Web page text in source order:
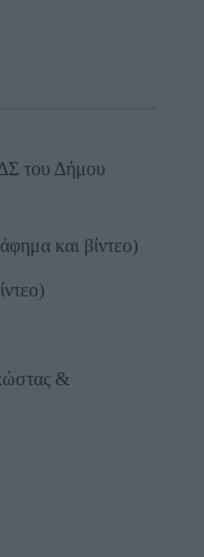
του Δήμου
και βίντεο)
&